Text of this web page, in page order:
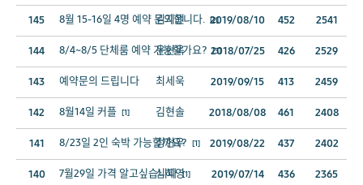
145 8월 15-16일 4명 예약 문의합니다. [2]
김지원 2019/08/10 452 2541
144 8/4~8/5 단체룸 예약 가능할가요? [3]
윤현옥 2018/07/25 426 2529
143 예약문의 드립니다 최세욱 2019/09/15 413 2459
142 8월14일 커플 [1] 김현솔 2018/08/08 461 2408
141 8/23일 2인 숙박 가능할까요? [1]
정현우 2019/08/22 437 2402
140 7월29일 가격 알고싶습니다 [1]
심혜영 2019/07/14 436 2365